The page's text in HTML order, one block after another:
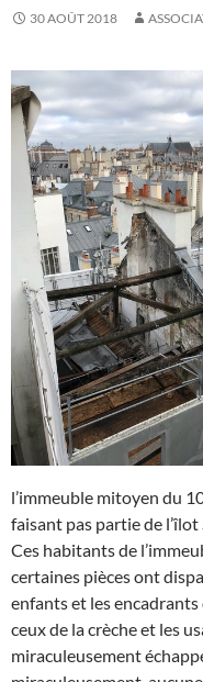
30 AOÛT 2018
l’immeuble mitoyen du
faisant pas partie de
Ces habitants de
certaines pièces ont
enfants et les encadrants
ceux de la crèche et les
miraculeusement